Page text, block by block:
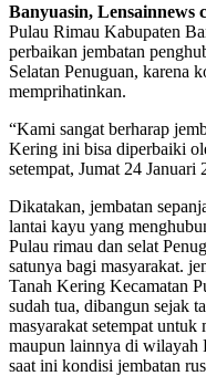
Banyuasin, Lensainnews
Pulau Rimau Kabupaten
perbaikan jembatan
Selatan Penuguan, karena
memprihatinkan.
“Kami sangat berharap
Kering ini bisa diperbaiki
setempat, Jumat 24 Januari
Dikatakan, jembatan
lantai kayu yang
Pulau rimau dan selat
satunya bagi masyarakat.
Tanah Kering Kecamatan
sudah tua, dibangun sejak
masyarakat setempat untuk
maupun lainnya di wilayah
saat ini kondisi jembatan